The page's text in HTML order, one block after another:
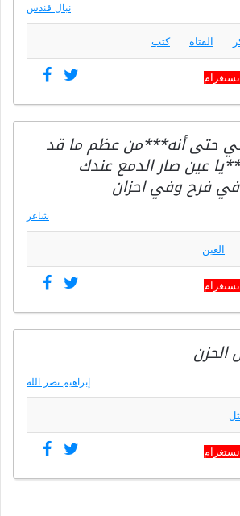
نبال قندس
الفتاة كتب
حتى أنه***من عظم ما قد
عين صار الدمع عندك
فرح وفي احزان
شاعر
العين
الحزن
إبراهيم نصر الله